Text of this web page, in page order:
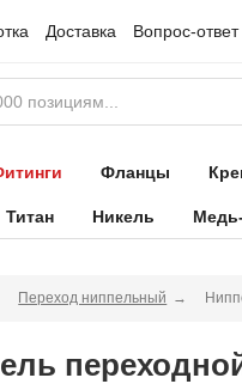
Доставка Вопрос-ответ
Фланцы
Титан Никель
Переход ниппельный